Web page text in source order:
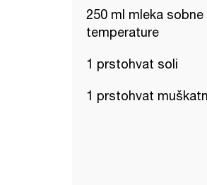
250 ml mleka sobne
temperature
1 prstohvat soli
1 prstohvat